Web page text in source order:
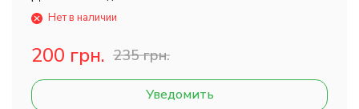
Нет в наличии
200 грн. 235 грн.
Уведомить